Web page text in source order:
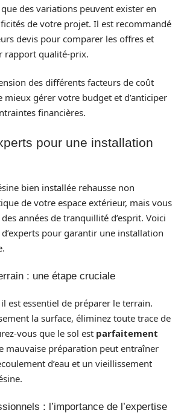
des variations peuvent exister en
de votre projet. Il est recommandé
devis pour comparer les offres et
rapport qualité-prix.
des différents facteurs de coût
mieux gérer votre budget et d’anticiper
financières.
pour une installation
bien installée rehausse non
de votre espace extérieur, mais vous
années de tranquillité d’esprit. Voici
pour garantir une installation
: une étape cruciale
est essentiel de préparer le terrain.
la surface, éliminez toute trace de
vous que le sol est parfaitement
mauvaise préparation peut entraîner
d’eau et un vieillissement
: l’importance de l’expertise